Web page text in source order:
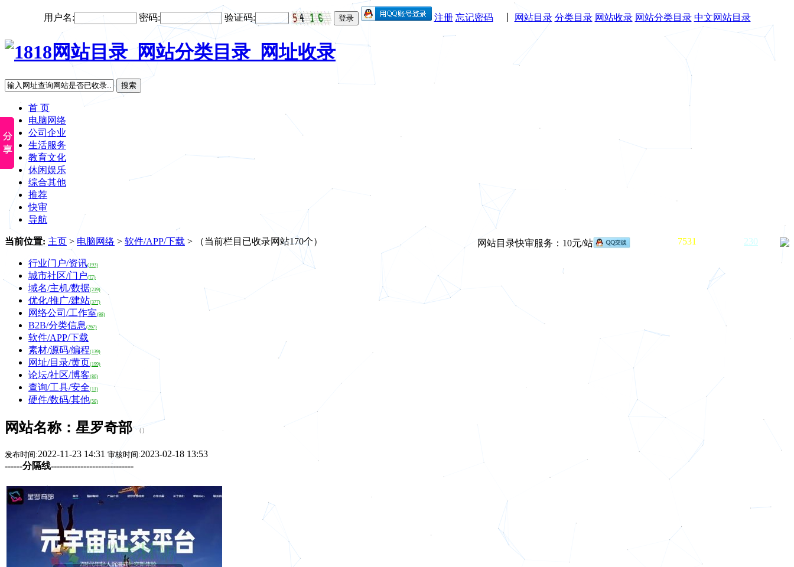
用户名: 密码: 验证码: 登录 注册 忘记密码丨 网站目录 分类目录 网站收录 网站分类目录 中文网站目录
搜索
首 页
电脑网络
公司企业
生活服务
教育文化
休闲娱乐
综合其他
推荐
快审
导航
7531 230
当前位置: 主页 > 电脑网络 > 软件/APP/下载 > （当前栏目已收录网站170个）
网站目录快审服务：10元/站
行业门户/资讯(193)
城市社区/门户(77)
域名/主机/数据(219)
优化/推广/建站(377)
网络公司/工作室(98)
B2B/分类信息 (267)
软件/APP/下载
素材/源码/编程(139)
网址/目录/黄页(199)
论坛/社区/博客(80)
查询/工具/安全(11)
硬件/数码/其他(50)
网站名称：星罗奇部（ ）
发布时间:2022-11-23 14:31 审核时间:2023-02-18 13:53
------分隔线----------------------------